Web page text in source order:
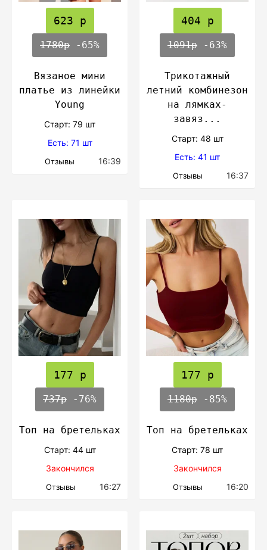
623 р
1780р -65%
Вязаное мини
платье из линейки
Young
Cтарт: 79 шт
Есть: 71 шт
Отзывы 16:39
404 р
1091р -63%
Трикотажный
летний комбинезон
на лямках-
завяз...
Cтарт: 48 шт
Есть: 41 шт
Отзывы 16:37
177 р
737р -76%
Топ на бретельках
Cтарт: 44 шт
Закончился
Отзывы 16:27
177 р
1180р -85%
Топ на бретельках
Cтарт: 78 шт
Закончился
Отзывы 16:20